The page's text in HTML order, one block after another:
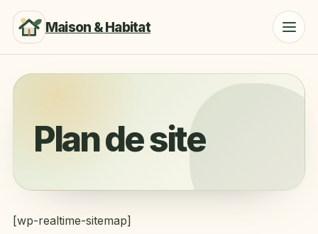
Maison & Habitat
Plan de site
[wp-realtime-sitemap]